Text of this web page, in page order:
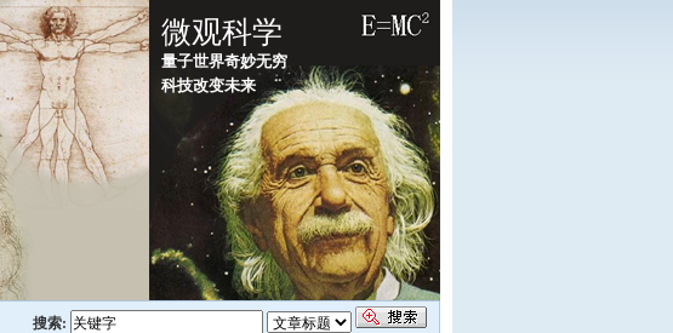
微观科学
量子世界奇妙无穷
科技改变未来
搜索: